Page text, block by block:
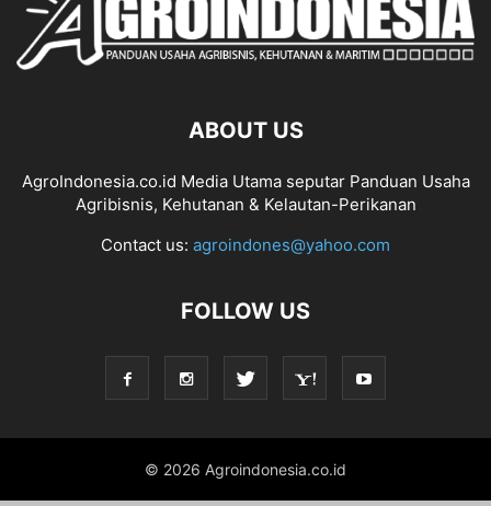
ABOUT US
AgroIndonesia.co.id Media Utama seputar Panduan Usaha
Agribisnis, Kehutanan & Kelautan-Perikanan
Contact us: agroindones@yahoo.com
FOLLOW US
© 2026 Agroindonesia.co.id